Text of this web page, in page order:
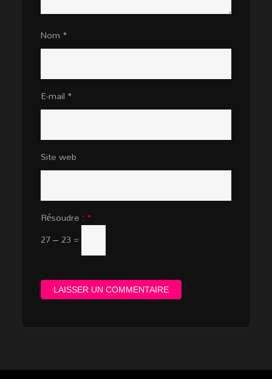
Nom *
E-mail *
Site web
Résoudre : *
27 − 23 =